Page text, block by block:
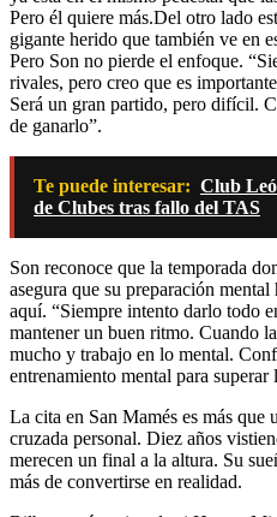
Pero él quiere más.Del otro lado
gigante herido que también ve en
Pero Son no pierde el enfoque.
rivales, pero creo que es
Será un gran partido, pero difícil.
de ganarlo”.
Te puede interesar: Club
de Clubes tras fallo del TAS
Son reconoce que la temporada
asegura que su preparación
aquí. “Siempre intento darlo todo
mantener un buen ritmo. Cuando
mucho y trabajo en lo mental.
entrenamiento mental para
La cita en San Mamés es más que
cruzada personal. Diez años
merecen un final a la altura. Su
más de convertirse en realidad.